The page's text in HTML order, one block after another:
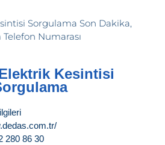
Kesintisi
280 86 30